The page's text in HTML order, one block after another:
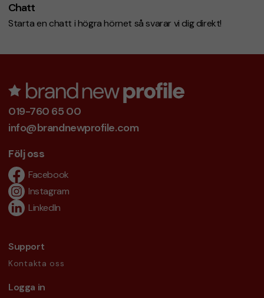
Chatt
Starta en chatt i högra hörnet så svarar vi dig direkt!
019-760 65 00
info@brandnewprofile.com
Följ oss
Facebook
Instagram
LinkedIn
Support
Kontakta oss
Logga in